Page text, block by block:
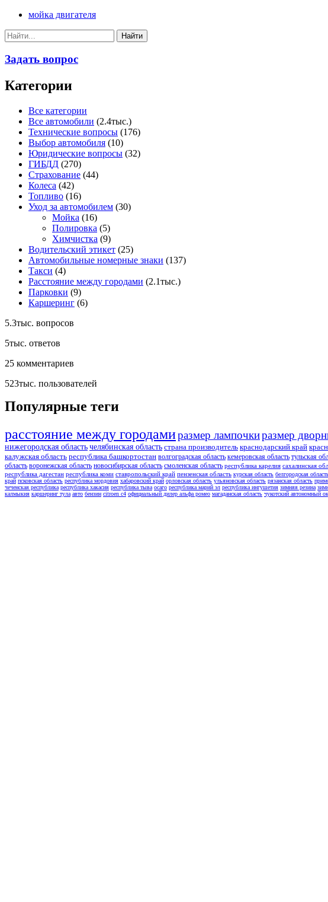
мойка двигателя
Задать вопрос
Категории
Все категории
Все автомобили (2.4тыс.)
Технические вопросы (176)
Выбор автомобиля (10)
Юридические вопросы (32)
ГИБДД (270)
Страхование (44)
Колеса (42)
Топливо (16)
Уход за автомобилем (30)
Мойка (16)
Полировка (5)
Химчистка (9)
Водительский этикет (25)
Автомобильные номерные знаки (137)
Такси (4)
Расстояние между городами (2.1тыс.)
Парковки (9)
Каршеринг (6)
5.3тыс. вопросов
5тыс. ответов
25 комментариев
523тыс. пользователей
Популярные теги
расстояние между городамиразмер лампочкиразмер
нижегородская область челябинская область страна производитель краснодарский край
калужская область республика башкортостан волгоградская область кемеровская область тульская
область воронежская область новосибирская область смоленская область республика карелия сахалинская
республика дагестан республика коми ставропольский край пензенская область курская область белгородская
край псковская область республика мордовия хабаровский край орловская область ульяновская область рязанская область
чеченская республика республика хакасия республика тыва осаго республика марий эл республика ингушетия зимняя резина
калмыкия каршеринг тула авто бензин citroen c4 официальный дилер альфа ромео магаданская область чукотский автономный